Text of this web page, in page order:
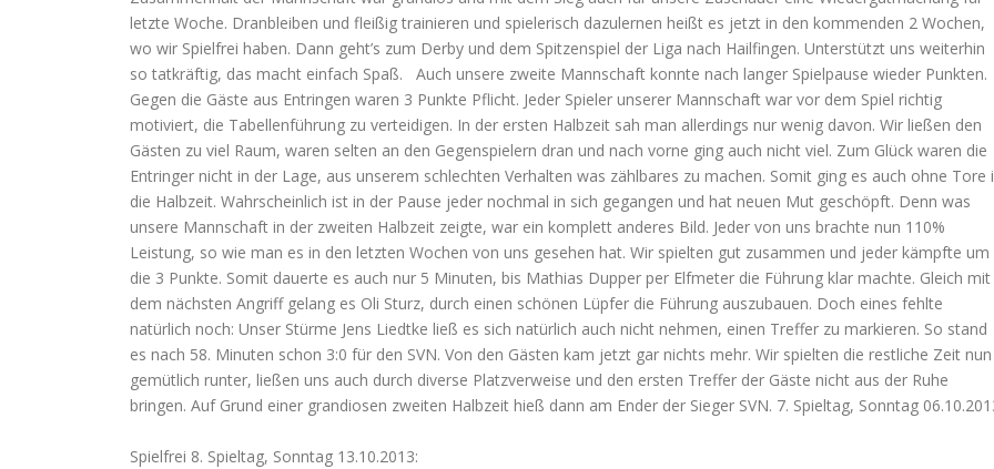
letzte Woche. Dranbleiben und fleißig trainieren und spielerisch dazulernen heißt es jetzt in den kommenden 2 Wochen,
wo wir Spielfrei haben. Dann geht’s zum Derby und dem Spitzenspiel der Liga nach Hailfingen. Unterstützt uns weiterhin
so tatkräftig, das macht einfach Spaß. Auch unsere zweite Mannschaft konnte nach langer Spielpause wieder Punkten.
Gegen die Gäste aus Entringen waren 3 Punkte Pflicht. Jeder Spieler unserer Mannschaft war vor dem Spiel richtig
motiviert, die Tabellenführung zu verteidigen. In der ersten Halbzeit sah man allerdings nur wenig davon. Wir ließen den
Gästen zu viel Raum, waren selten an den Gegenspielern dran und nach vorne ging auch nicht viel. Zum Glück waren die
Entringer nicht in der Lage, aus unserem schlechten Verhalten was zählbares zu machen. Somit ging es auch ohne Tore
die Halbzeit. Wahrscheinlich ist in der Pause jeder nochmal in sich gegangen und hat neuen Mut geschöpft. Denn was
unsere Mannschaft in der zweiten Halbzeit zeigte, war ein komplett anderes Bild. Jeder von uns brachte nun 110%
Leistung, so wie man es in den letzten Wochen von uns gesehen hat. Wir spielten gut zusammen und jeder kämpfte um
die 3 Punkte. Somit dauerte es auch nur 5 Minuten, bis Mathias Dupper per Elfmeter die Führung klar machte. Gleich mit
dem nächsten Angriff gelang es Oli Sturz, durch einen schönen Lüpfer die Führung auszubauen. Doch eines fehlte
natürlich noch: Unser Stürme Jens Liedtke ließ es sich natürlich auch nicht nehmen, einen Treffer zu markieren. So stand
es nach 58. Minuten schon 3:0 für den SVN. Von den Gästen kam jetzt gar nichts mehr. Wir spielten die restliche Zeit nun
gemütlich runter, ließen uns auch durch diverse Platzverweise und den ersten Treffer der Gäste nicht aus der Ruhe
bringen. Auf Grund einer grandiosen zweiten Halbzeit hieß dann am Ender der Sieger SVN. 7. Spieltag, Sonntag
Spielfrei 8. Spieltag, Sonntag 13.10.2013: